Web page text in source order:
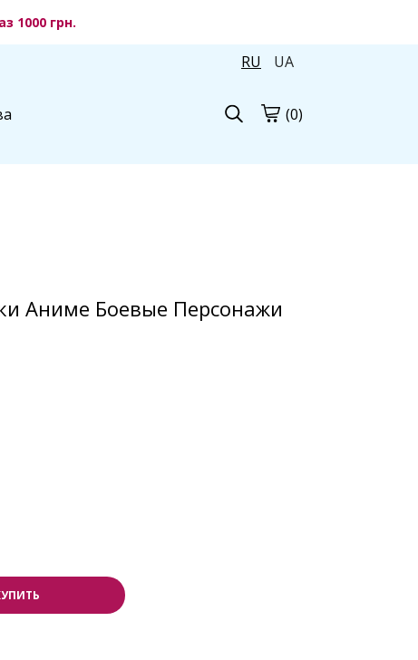
1000 грн.
RU
UA
(0)
Аниме Боевые Персонажи